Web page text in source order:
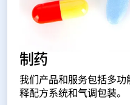
制药
我们产品和服务包括多
释配方系统和气调包装。